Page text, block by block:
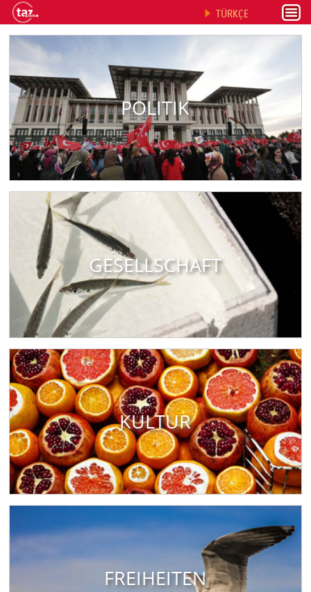
TÜRKÇE
POLITIK
GESELLSCHAFT
KULTUR
FREIHEITEN